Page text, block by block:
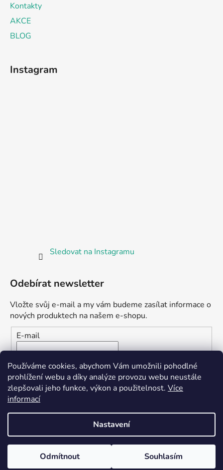
Používáme cookies, abychom Vám umožnili pohodlné
prohlížení webu a díky analýze provozu webu neustále
zlepšovali jeho funkce, výkon a použitelnost. Více
informací
Nastavení
Odmítnout Souhlasím
Kontakty
AKCE
BLOG
Instagram
Sledovat na Instagramu
Odebírat newsletter
Vložte svůj e-mail a my vám budeme zasílat informace o
nových produktech na našem e-shopu.
E-mail
Vložením e-mailu souhlasíte s
podmínkami ochrany
osobních údajů
PŘIHLÁSIT SE
Vytvořil Shoptet
Copyright 2026Seedbank.cz . Všechna práva vyhrazena.